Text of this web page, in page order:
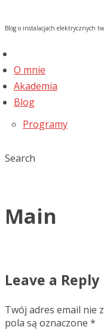
Blog o instalacjach elektrycznych
O mnie
Akademia
Blog
Programy
Search
Main
Leave a Reply
Twój adres email nie
pola są oznaczone *